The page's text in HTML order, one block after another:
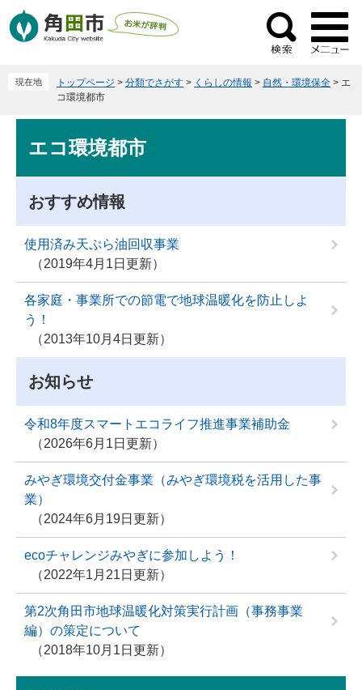
ー
ニ
検
索
現在地 トップページ > 分類でさがす > くらしの情報 > 自然・環境保全 > エ
コ環境都市
エコ環境都市
おすすめ情報
使用済み天ぷら油回収事業
2019年4月1日更新
各家庭・事業所での節電で地球温暖化を防止しよ
う！
2013年10月4日更新
お知らせ
令和8年度スマートエコライフ推進事業補助金
2026年6月1日更新
みやぎ環境交付金事業（みやぎ環境税を活用した事
業）
2024年6月19日更新
ecoチャレンジみやぎに参加しよう！
2022年1月21日更新
第2次角田市地球温暖化対策実行計画（事務事業
編）の策定について
2018年10月1日更新